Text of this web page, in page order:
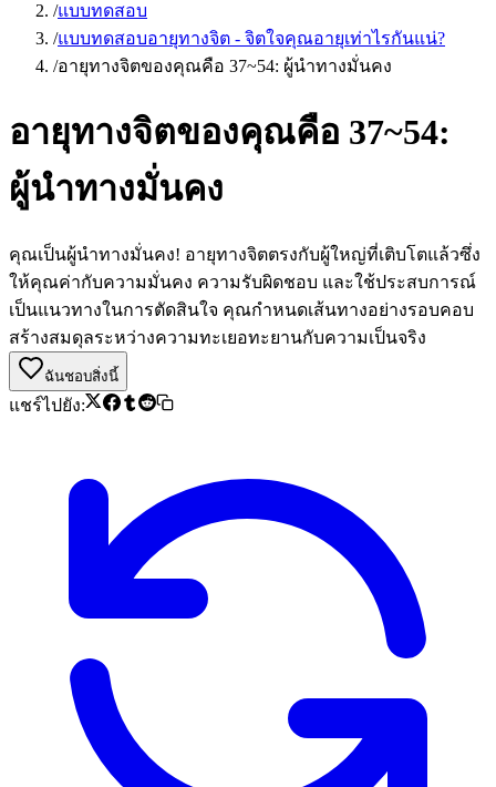
/แบบทดสอบ
/แบบทดสอบอายุทางจิต - จิตใจคุณอายุเท่าไรกันแน่?
/อายุทางจิตของคุณคือ 37~54: ผู้นำทางมั่นคง
อายุทางจิตของคุณคือ 37~54:
ผู้นำทางมั่นคง
คุณเป็นผู้นำทางมั่นคง! อายุทางจิตตรงกับผู้ใหญ่ที่เติบโตแล้วซึ่ง
ให้คุณค่ากับความมั่นคง ความรับผิดชอบ และใช้ประสบการณ์
เป็นแนวทางในการตัดสินใจ คุณกำหนดเส้นทางอย่างรอบคอบ
สร้างสมดุลระหว่างความทะเยอทะยานกับความเป็นจริง
ฉันชอบสิ่งนี้
แชร์ไปยัง: